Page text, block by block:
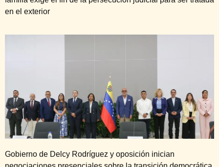
en el exterior
Gobierno de Delcy Rodríguez y oposición inician